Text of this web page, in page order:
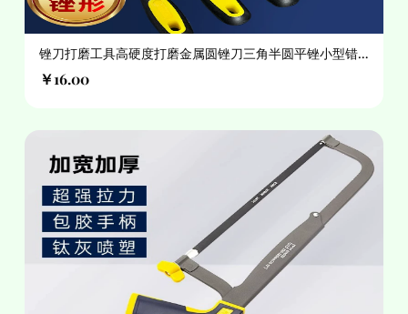
锉刀打磨工具高硬度打磨金属圆锉刀三角半圆平锉小型错
刀木工矬子
￥16.00